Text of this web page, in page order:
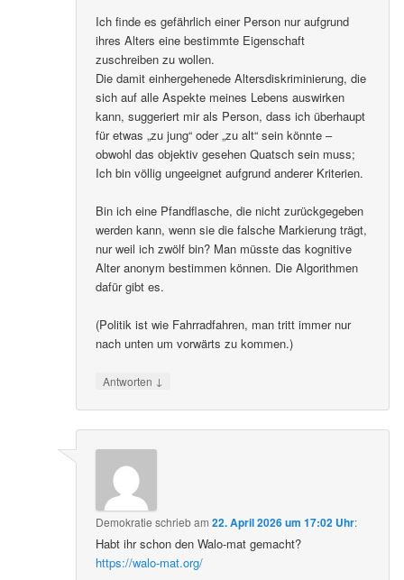
Ich finde es gefährlich einer Person nur aufgrund
ihres Alters eine bestimmte Eigenschaft
zuschreiben zu wollen.
Die damit einhergehenede Altersdiskriminierung, die
sich auf alle Aspekte meines Lebens auswirken
kann, suggeriert mir als Person, dass ich überhaupt
für etwas „zu jung“ oder „zu alt“ sein könnte –
obwohl das objektiv gesehen Quatsch sein muss;
Ich bin völlig ungeeignet aufgrund anderer Kriterien.
Bin ich eine Pfandflasche, die nicht zurückgegeben
werden kann, wenn sie die falsche Markierung trägt,
nur weil ich zwölf bin? Man müsste das kognitive
Alter anonym bestimmen können. Die Algorithmen
dafür gibt es.
(Politik ist wie Fahrradfahren, man tritt immer nur
nach unten um vorwärts zu kommen.)
Antworten ↓
Demokratie schriebam22. April 2026 um 17:02 Uhr:
Habt ihr schon den Walo-mat gemacht?
https://walo-mat.org/